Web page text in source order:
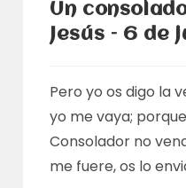
Un
Jesús – 6 de
Pero yo os digo la
yo me vaya;
Consolador no
me fuere, os lo